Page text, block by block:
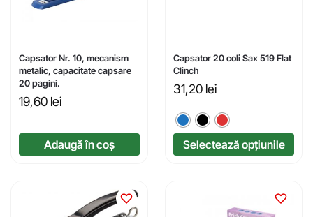
Capsator Nr. 10, mecanism
metalic, capacitate capsare
20 pagini.
19,60 lei
Adaugă în coș
Capsator 20 coli Sax 519 Flat
Clinch
31,20 lei
Selectează opțiunile